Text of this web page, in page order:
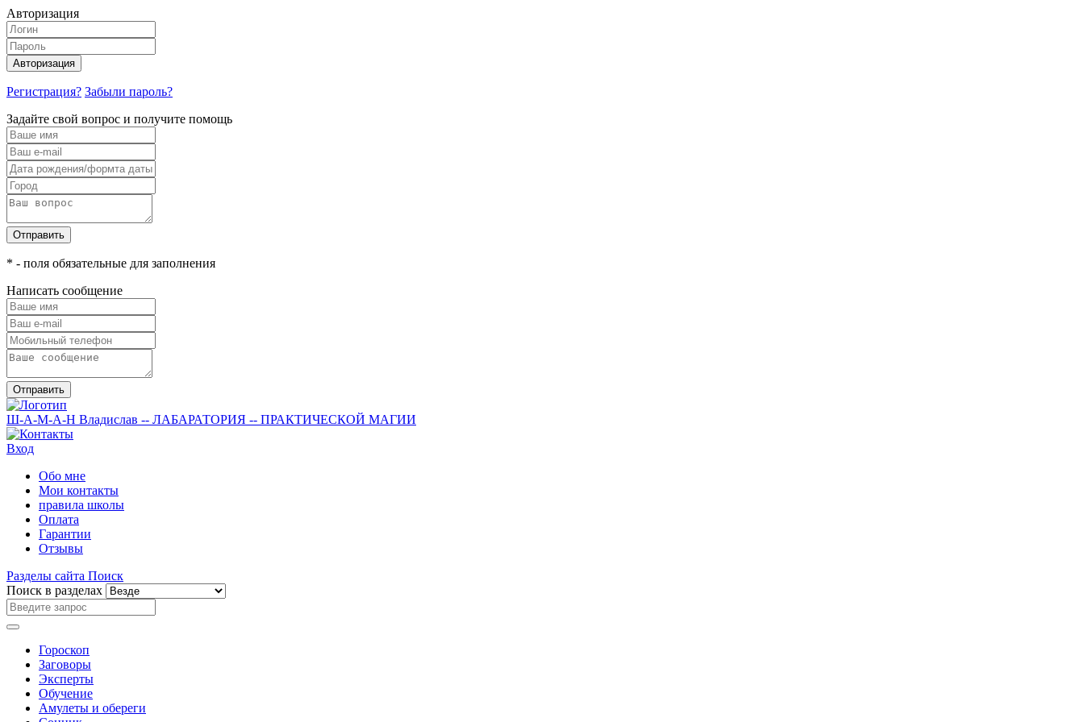
Авторизация
Авторизация
Регистрация? Забыли пароль?
Задайте свой вопрос и получите помощь
Отправить
* - поля обязательные для заполнения
Написать сообщение
Отправить
Ш-А-М-А-Н Владислав -- ЛАБАРАТОРИЯ -- ПРАКТИЧЕСКОЙ МАГИИ
Вход
Обо мне
Мои контакты
правила школы
Оплата
Гарантии
Отзывы
Разделы сайта Поиск
Поиск в разделах
Гороскоп
Заговоры
Эксперты
Обучение
Амулеты и обереги